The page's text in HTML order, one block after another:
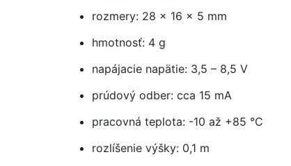
rozmery: 28 × 16 × 5 mm
hmotnosť: 4 g
napájacie napätie: 3,5 – 8,5 V
prúdový odber: cca 15 mA
pracovná teplota: -10 až +85 °C
rozlíšenie výšky: 0,1 m